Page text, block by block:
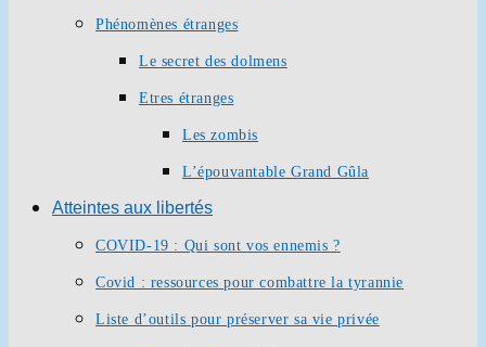
Phénomènes étranges
Le secret des dolmens
Etres étranges
Les zombis
L’épouvantable Grand Gûla
Atteintes aux libertés
COVID-19 : Qui sont vos ennemis ?
Covid : ressources pour combattre la tyrannie
Liste d’outils pour préserver sa vie privée